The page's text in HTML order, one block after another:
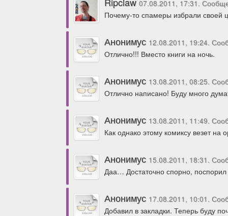
07.08.2011, 17:31.
Почему-то спамеры избрали своей
Анонимус 12.08.2011, 19:24.
Отлично!!! Вместо книги на ночь.
Анонимус 13.08.2011, 08:25.
Отлично написано! Буду много
Анонимус 13.08.2011, 11:49.
Как однако этому комиксу везет
Анонимус 15.08.2011, 18:31.
Даа… Достаточно спорно,
Анонимус 17.08.2011, 10:01.
Добавил в закладки. Теперь буду